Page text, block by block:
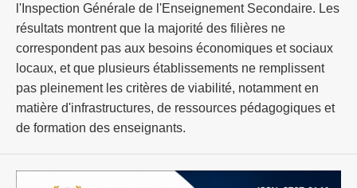
l'Inspection Générale de l'Enseignement Secondaire. Les
résultats montrent que la majorité des filières ne
correspondent pas aux besoins économiques et sociaux
locaux, et que plusieurs établissements ne remplissent
pas pleinement les critères de viabilité, notamment en
matière d'infrastructures, de ressources pédagogiques et
de formation des enseignants.